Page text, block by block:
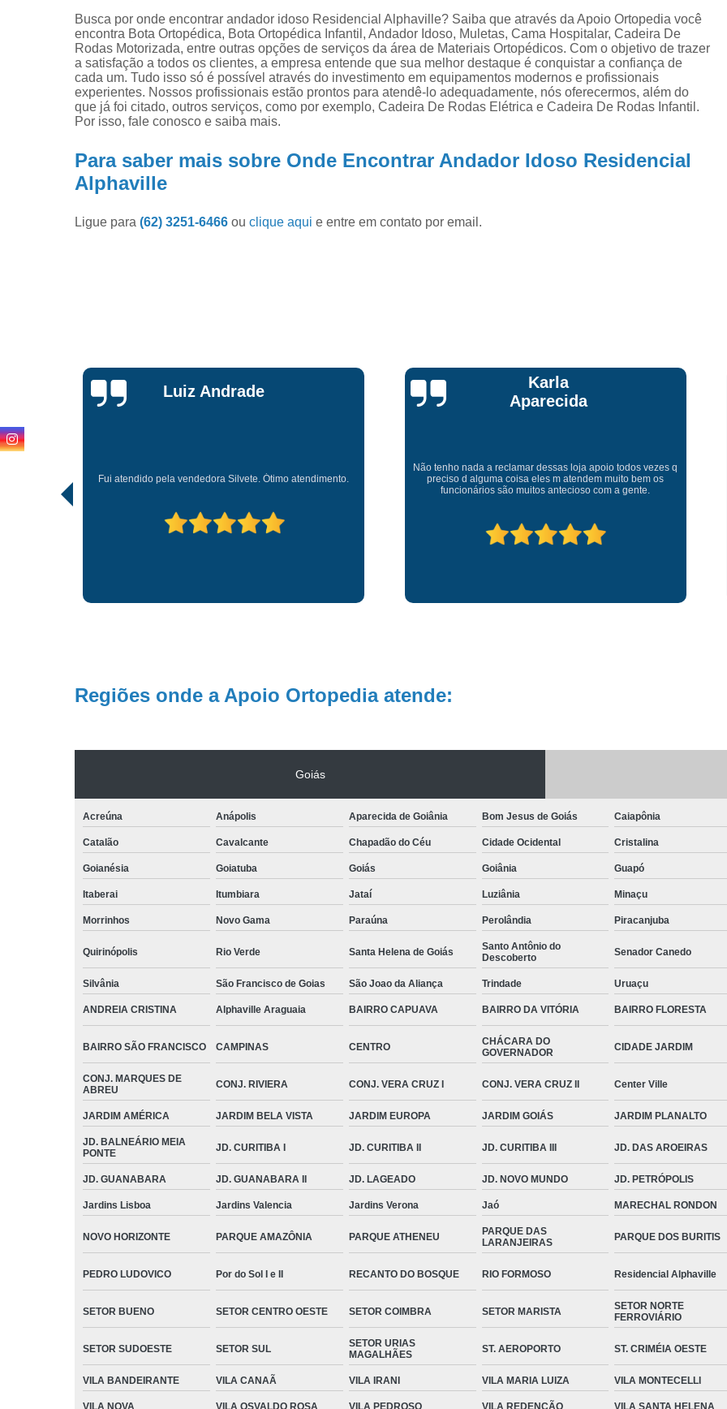
órtese Articulada para Joelho
órtese Extensora de Joelho
órtese
órtese Joelho Articulada
órtese para Hiperextensão de Joelho
Busca por onde encontrar andador idoso Residencial Alphaville? Saiba que através da Apoio Ortopedia você
encontra Bota Ortopédica, Bota Ortopédica Infantil, Andador Idoso, Muletas, Cama Hospitalar, Cadeira De
Rodas Motorizada, entre outras opções de serviços da área de Materiais Ortopédicos. Com o objetivo de trazer
a satisfação a todos os clientes, a empresa entende que sua melhor destaque é conquistar a confiança de
cada um. Tudo isso só é possível através do investimento em equipamentos modernos e profissionais
experientes. Nossos profissionais estão prontos para atendê-lo adequadamente, nós oferecermos, além do
que já foi citado, outros serviços, como por exemplo, Cadeira De Rodas Elétrica e Cadeira De Rodas Infantil.
Por isso, fale conosco e saiba mais.
Para saber mais sobre Onde Encontrar Andador Idoso Residencial
Alphaville
Ligue para (62) 3251-6466 ou clique aqui e entre em contato por email.
Karla
Aparecida
preciso d alguma coisa eles m atendem muito bem os
Talita Scarpini
Atendimento de primeira! Sempre muito atenciosos com a
gente, Silvete tá de parabéns pelo atendimento.
Regiões onde a Apoio Ortopedia atende:
Goiás
Acreúna Anápolis Aparecida de Goiânia Bom Jesus de Goiás Caiapônia
Catalão Cavalcante Chapadão do Céu Cidade Ocidental Cristalina
Goianésia Goiatuba Goiás Goiânia Guapó
Itaberai Itumbiara Jataí Luziânia Minaçu
Morrinhos Novo Gama Paraúna Perolândia Piracanjuba
Quirinópolis Rio Verde Santa Helena de Goiás
Santo Antônio do
Descoberto
Senador Canedo
Silvânia São Francisco de Goias São Joao da Aliança Trindade Uruaçu
ANDREIA CRISTINA Alphaville Araguaia BAIRRO CAPUAVA BAIRRO DA VITÓRIA BAIRRO FLORESTA
BAIRRO SÃO FRANCISCO CAMPINAS CENTRO
CHÁCARA DO
GOVERNADOR
CIDADE JARDIM
CONJ. MARQUES DE
ABREU
CONJ. RIVIERA CONJ. VERA CRUZ I CONJ. VERA CRUZ II Center Ville
JARDIM AMÉRICA JARDIM BELA VISTA JARDIM EUROPA JARDIM GOIÁS JARDIM PLANALTO
JD. BALNEÁRIO MEIA
PONTE
JD. CURITIBA I JD. CURITIBA II JD. CURITIBA III JD. DAS AROEIRAS
JD. GUANABARA JD. GUANABARA II JD. LAGEADO JD. NOVO MUNDO JD. PETRÓPOLIS
Jardins Lisboa Jardins Valencia Jardins Verona Jaó MARECHAL RONDON
NOVO HORIZONTE PARQUE AMAZÔNIA PARQUE ATHENEU
PARQUE DAS
LARANJEIRAS
PARQUE DOS BURITIS
PEDRO LUDOVICO Por do Sol I e II RECANTO DO BOSQUE RIO FORMOSO Residencial Alphaville
SETOR BUENO SETOR CENTRO OESTE SETOR COIMBRA SETOR MARISTA
SETOR NORTE
FERROVIÁRIO
SETOR SUDOESTE SETOR SUL
SETOR URIAS
MAGALHÃES
ST. AEROPORTO ST. CRIMÉIA OESTE
VILA BANDEIRANTE VILA CANAÃ VILA IRANI VILA MARIA LUIZA VILA MONTECELLI
VILA NOVA VILA OSVALDO ROSA VILA PEDROSO VILA REDENÇÃO VILA SANTA HELENA